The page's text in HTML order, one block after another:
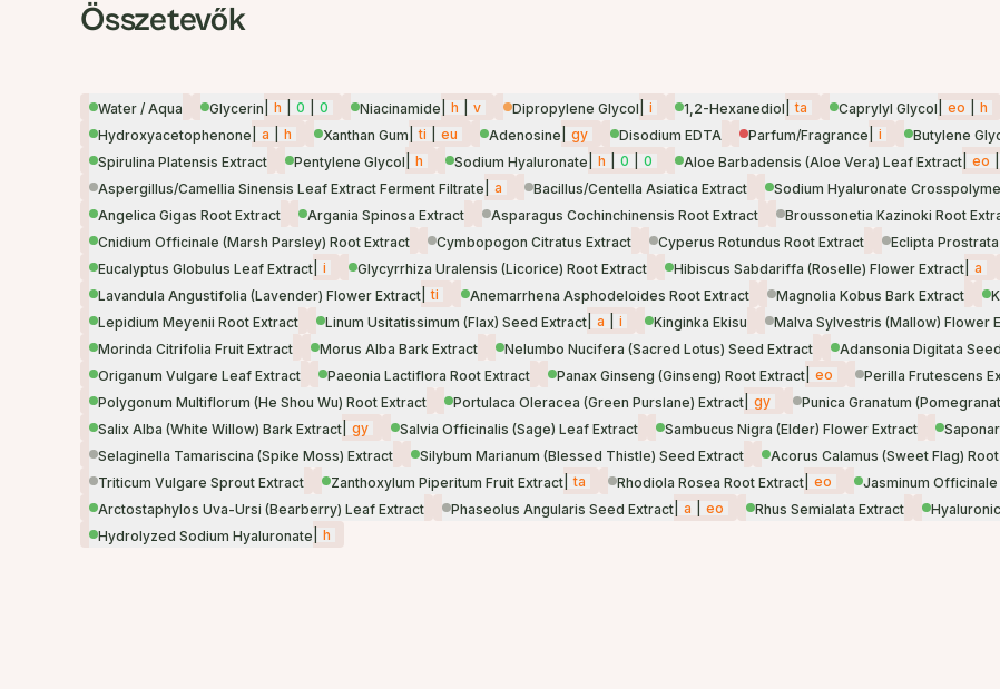
Összetevők
Water / Aqua Glycerin h 0 0 Niacinamide h v Dipropylene Glycol i 1,2-Hexanediol ta Caprylyl Glycol eo h
Hydroxyacetophenone
a h Xanthan Gum ti eu Adenosine gy Disodium EDTA Parfum/Fragrance i Butylene
Spirulina Platensis Extract
Pentylene Glycol h Sodium Hyaluronate h 0 0 Aloe Barbadensis (Aloe Vera) Leaf Extract eo
Aspergillus/Camellia Sinensis Leaf Extract Ferment Filtrate
a Bacillus/Centella Asiatica Extract Sodium Hyaluronate
Angelica Gigas Root Extract
Argania Spinosa Extract Asparagus Cochinchinensis Root Extract Broussonetia Kazinoki Root
Cnidium Officinale (Marsh Parsley) Root Extract
Cymbopogon Citratus Extract Cyperus Rotundus Root Extract Eclipta
Eucalyptus Globulus Leaf Extract i Glycyrrhiza Uralensis (Licorice) Root Extract Hibiscus Sabdariffa (Roselle) Flower Extract a
Lavandula Angustifolia (Lavender) Flower Extract ti Anemarrhena Asphodeloides Root Extract Magnolia Kobus Bark Extract
Lepidium Meyenii Root Extract
Linum Usitatissimum (Flax) Seed Extract a i Kinginka Ekisu Malva Sylvestris (Mallow) Flower
Morinda Citrifolia Fruit Extract
Morus Alba Bark Extract Nelumbo Nucifera (Sacred Lotus) Seed Extract Adansonia Digitata
Origanum Vulgare Leaf Extract
Paeonia Lactiflora Root Extract Panax Ginseng (Ginseng) Root Extract eo Perilla Frutescens
Polygonum Multiflorum (He Shou Wu) Root Extract
Portulaca Oleracea (Green Purslane) Extract gy Punica Granatum
Salix Alba (White Willow) Bark Extract gy Salvia Officinalis (Sage) Leaf Extract Sambucus Nigra (Elder) Flower Extract
Selaginella Tamariscina (Spike Moss) Extract
Silybum Marianum (Blessed Thistle) Seed Extract Acorus Calamus (Sweet Flag)
Triticum Vulgare Sprout Extract
Zanthoxylum Piperitum Fruit Extract ta Rhodiola Rosea Root Extract eo Jasminum
Arctostaphylos Uva-Ursi (Bearberry) Leaf Extract
Phaseolus Angularis Seed Extract a eo Rhus Semialata Extract
Hydrolyzed Sodium Hyaluronate
h